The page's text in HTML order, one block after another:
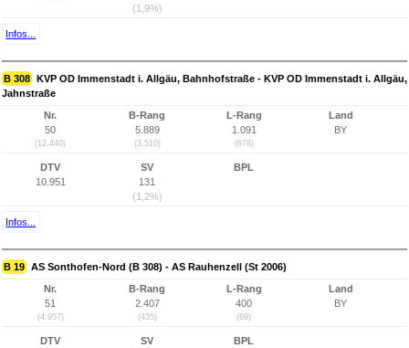
(1,9%)
Infos...
B 308 KVP OD Immenstadt i. Allgäu, Bahnhofstraße - KVP OD Immenstadt i. Allgäu,
Jahnstraße
Nr.
50
(12.440)
B-Rang
5.889
(3.510)
L-Rang
1.091
(678)
Land
BY
DTV
10.951
SV
131
(1,2%)
BPL
Infos...
B 19 AS Sonthofen-Nord (B 308) - AS Rauhenzell (St 2006)
Nr.
51
(4.957)
B-Rang
2.407
(435)
L-Rang
400
(69)
Land
BY
DTV
SV
BPL